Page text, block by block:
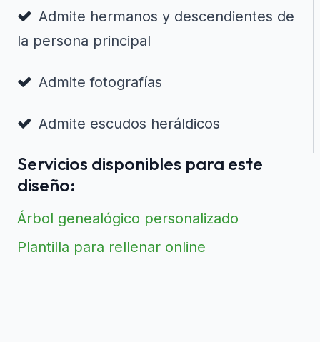
Admite hermanos y descendientes de
la persona principal
Admite fotografías
Admite escudos heráldicos
Servicios disponibles para este
diseño:
Árbol genealógico personalizado
Plantilla para rellenar online